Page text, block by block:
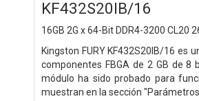
KF432S20IB/16
16GB 2G x 64-Bit DDR4-3200 CL20
Kingston FURY KF432S20IB/16 es
componentes FBGA de 2 GB de
módulo ha sido probado para
muestran en la sección